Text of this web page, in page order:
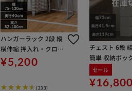
ハンガーラック 2段 縦
横伸縮 押入れ・クロー
ゼット サイズ OSH-Y2
¥5,200
(233)
チェスト 6段
簡単 収納ボッ
ス ウッドトッ
ト HG-726 ホ
セール